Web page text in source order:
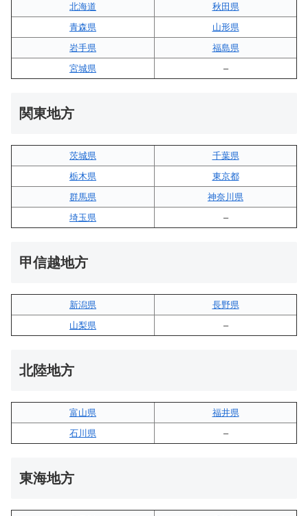
北海道
秋田県
青森県
山形県
岩手県
福島県
宮城県
–
関東地方
茨城県
千葉県
栃木県
東京都
群馬県
神奈川県
埼玉県
–
甲信越地方
新潟県
長野県
山梨県
–
北陸地方
富山県
福井県
石川県
–
東海地方